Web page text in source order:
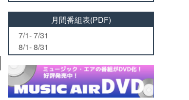
月間番組表(PDF)
7/1- 7/31
8/1- 8/31